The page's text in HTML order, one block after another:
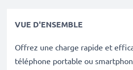
VUE D'ENSEMBLE
Offrez une charge rapide et
téléphone portable ou